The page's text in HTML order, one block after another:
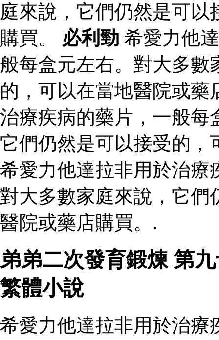
庭來說，它們仍然是可
購買。 必利勁 希愛力他
般每盒元左右。對大多數
的，可以在當地醫院或
治療疾病的藥片，一般每
它們仍然是可以接受的，
希愛力他達拉非用於治療
對大多數家庭來說，它們
醫院或藥店購買。.
弟弟二次發育鍛煉 第
繁體小說
希愛力他達拉非用於治療